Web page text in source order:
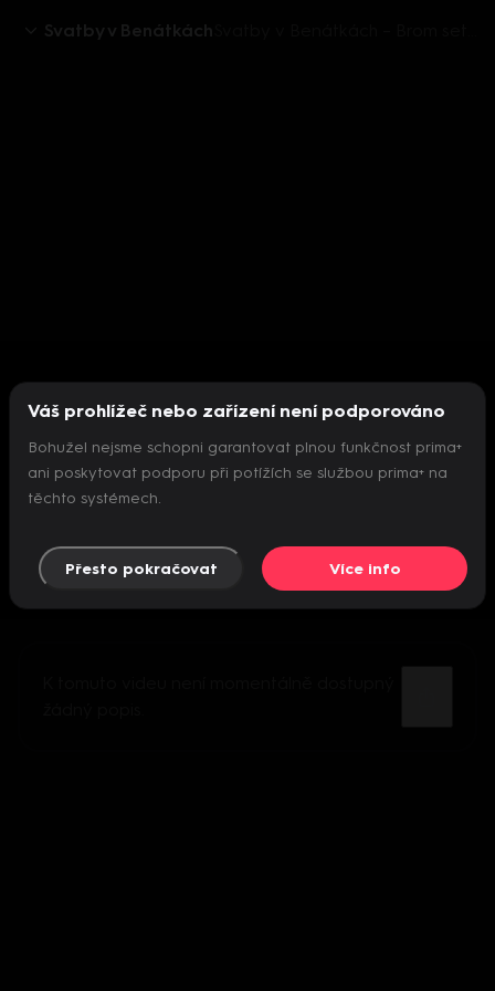
Svatby v Benátkách
Nepodařilo se inicializovat přehrávač
Váš prohlížeč nebo zařízení není podporováno
Bohužel nejsme schopni garantovat plnou funkčnost prima+
ani poskytovat podporu při potížích se službou prima+ na
těchto systémech.
Přesto pokračovat Více info